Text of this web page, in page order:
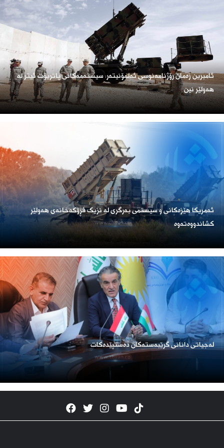
ئامبرین زەمان رۆژنامەنوسی ئەلمۆنیتەر: سیستەمەکانی پاتریۆت ئیتر لە
هەولێر نین
ئەمریكا هێزەكانی و سیستمی بەرگری لە نزیک فڕۆكەخانەی هەولێر
كشاندووەتەوە
لەجیاتی دانانی گرێبەستەکان دەستپێدەکات